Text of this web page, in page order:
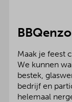
Maak je feest
We kunnen
bestek,
bedrijf en
helemaal